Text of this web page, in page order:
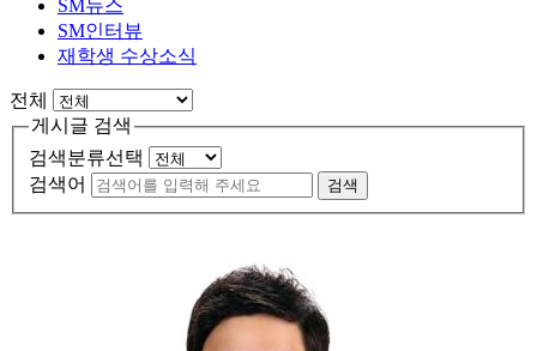
SM뉴스
SM인터뷰
재학생 수상소식
전체
게시글 검색
검색분류선택
검색어
검색